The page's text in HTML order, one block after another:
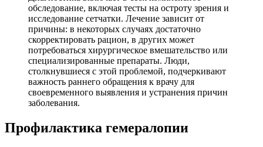
обследование, включая тесты на остроту зрения и
исследование сетчатки. Лечение зависит от
причины: в некоторых случаях достаточно
скорректировать рацион, в других может
потребоваться хирургическое вмешательство или
специализированные препараты. Люди,
столкнувшиеся с этой проблемой, подчеркивают
важность раннего обращения к врачу для
своевременного выявления и устранения причин
заболевания.
Профилактика гемералопии